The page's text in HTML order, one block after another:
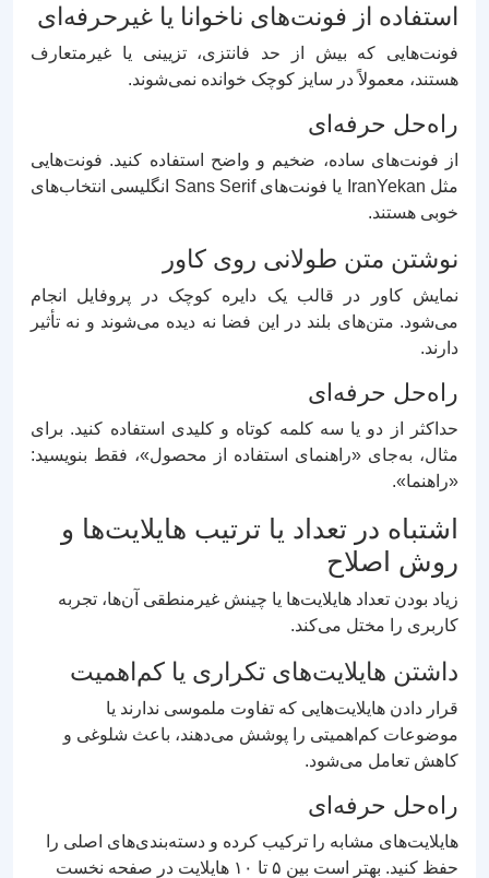
استفاده از فونت‌های ناخوانا یا غیرحرفه‌ای
فونت‌هایی که بیش از حد فانتزی، تزیینی یا غیرمتعارف
هستند، معمولاً در سایز کوچک خوانده نمی‌شوند.
راه‌حل حرفه‌ای
از فونت‌های ساده، ضخیم و واضح استفاده کنید. فونت‌هایی
مثل IranYekan یا فونت‌های Sans Serif انگلیسی انتخاب‌های
خوبی هستند.
نوشتن متن طولانی روی کاور
نمایش کاور در قالب یک دایره کوچک در پروفایل انجام
می‌شود. متن‌های بلند در این فضا نه دیده می‌شوند و نه تأثیر
دارند.
راه‌حل حرفه‌ای
حداکثر از دو یا سه کلمه کوتاه و کلیدی استفاده کنید. برای
مثال، به‌جای «راهنمای استفاده از محصول»، فقط بنویسید:
«راهنما».
اشتباه در تعداد یا ترتیب هایلایت‌ها و
روش اصلاح
زیاد بودن تعداد هایلایت‌ها یا چینش غیرمنطقی آن‌ها، تجربه
کاربری را مختل می‌کند.
داشتن هایلایت‌های تکراری یا کم‌اهمیت
قرار دادن هایلایت‌هایی که تفاوت ملموسی ندارند یا
موضوعات کم‌اهمیتی را پوشش می‌دهند، باعث شلوغی و
کاهش تعامل می‌شود.
راه‌حل حرفه‌ای
هایلایت‌های مشابه را ترکیب کرده و دسته‌بندی‌های اصلی را
حفظ کنید. بهتر است بین ۵ تا ۱۰ هایلایت در صفحه نخست